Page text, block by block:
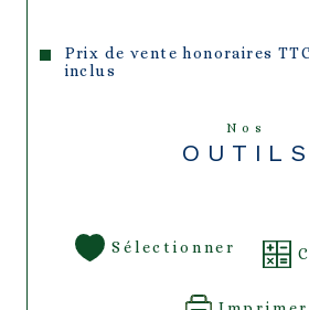
Prix de vente honoraires
inclus
Nos
OUTILS
Sélectionner